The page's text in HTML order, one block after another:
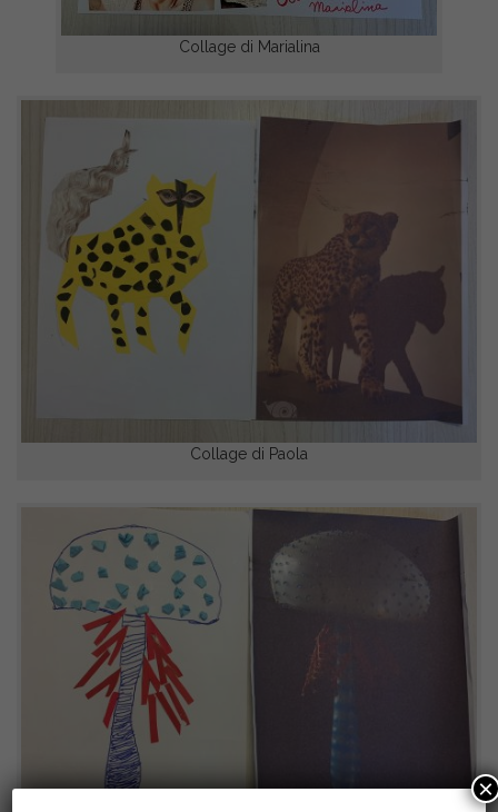
Collage di Marialina
Collage di Paola
×